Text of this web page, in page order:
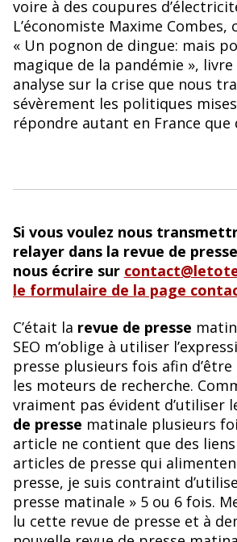
voire à des coupures
L’économiste Maxime Combes,
« Un pognon de dingue: mais
magique de la pandémie », livre
analyse sur la crise que nous
sévèrement les politiques
répondre autant en France que
Si vous voulez nous
relayer dans la revue de
nous écrire sur
le formulaire de la page
C’était la revue de presse
SEO m’oblige à utiliser
presse plusieurs fois afin
les moteurs de recherche.
vraiment pas évident d’utiliser
de presse matinale plusieurs
article ne contient que des
articles de presse qui
presse, je suis contraint
presse matinale » 5 ou 6 fois.
lu cette revue de presse et à